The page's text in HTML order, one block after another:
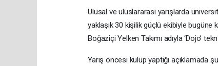
Ulusal ve uluslararası yarışlarda
yaklaşık 30 kişilik güçlü ekibiyle
Boğaziçi Yelken Takımı adıyla ‘Dojo’
Yarış öncesi kulüp yaptığı açıklamada